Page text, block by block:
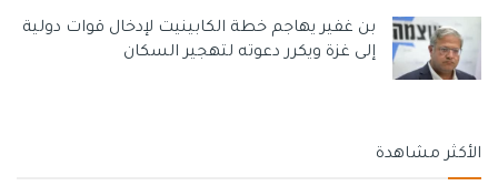
بن غفير يهاجم خطة الكابينيت لإدخال قوات دولية
إلى غزة ويكرر دعوته لتهجير السكان
الأكثر مشاهدة